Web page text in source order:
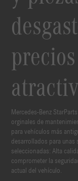
precios
Mercedes-Benz
orginales de
para vehículos más
desarrollados para unas
seleccionadas: Alta
comprometer la
actual del vehículo.